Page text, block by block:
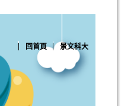
回首頁 景文科大